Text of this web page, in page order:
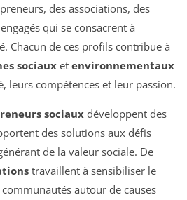
des associations, des
qui se consacrent à
Chacun de ces profils contribue à
sociaux et environnementaux
leurs compétences et leur passion.
sociaux développent des
des solutions aux défis
de la valeur sociale. De
travaillent à sensibiliser le
autour de causes